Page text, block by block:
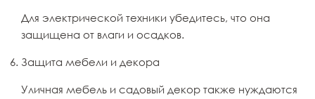
Для электрической техники убедитесь, что она
защищена от влаги и осадков.
Защита мебели и декора
Уличная мебель и садовый декор также нуждаются